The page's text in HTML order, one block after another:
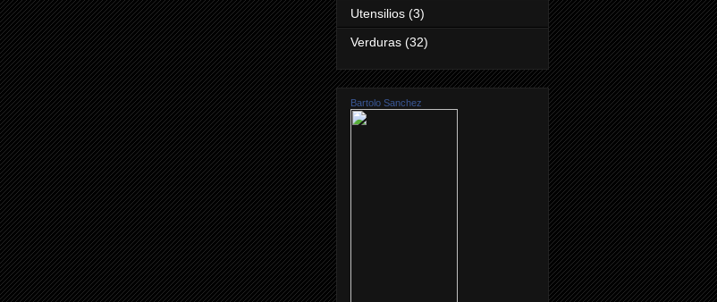
Utensilios (3)
Verduras (32)
Bartolo Sanchez